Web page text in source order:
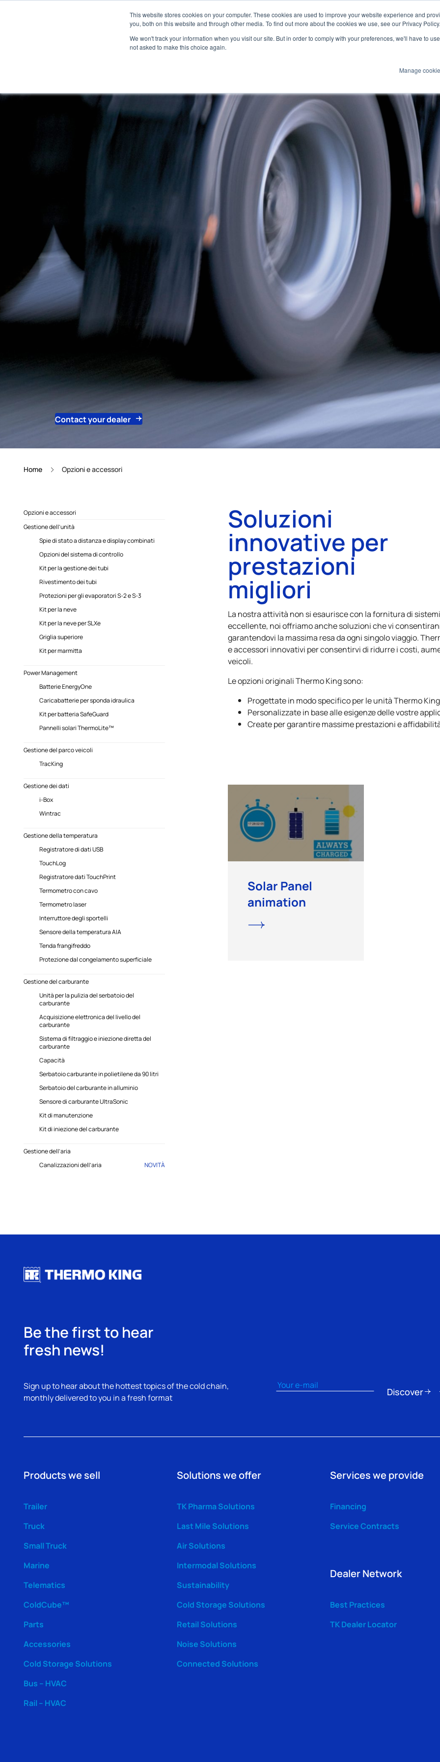
This website stores cookies on your computer. These cookies are used to improve your website experience and
you, both on this website and through other media. To find out more about the cookies we use, see our Privacy Policy.
We won't track your information when you visit our site. But in order to comply with your preferences, we'll have to
not asked to make this choice again.
Manage
Localizzatore di concessionari Centro multimediale Marine
ProdottiTecnologieServizi
Contact your dealer
Home Opzioni e accessori
Opzioni e accessori
Gestione dell’unità
Spie di stato a distanza e display combinati
Opzioni del sistema di controllo
Kit per la gestione dei tubi
Rivestimento dei tubi
Protezioni per gli evaporatori S-2 e S-3
Kit per la neve
Kit per la neve per SLXe
Griglia superiore
Kit per marmitta
Power Management
Batterie EnergyOne
Caricabatterie per sponda idraulica
Kit per batteria SafeGuard
Pannelli solari ThermoLite™
Gestione del parco veicoli
TracKing
Gestione dei dati
i-Box
Wintrac
Gestione della temperatura
Registratore di dati USB
TouchLog
Registratore dati TouchPrint
Termometro con cavo
Termometro laser
Interruttore degli sportelli
Sensore della temperatura AIA
Tenda frangifreddo
Protezione dal congelamento superficiale
Gestione del carburante
Unità per la pulizia del serbatoio del
carburante
Acquisizione elettronica del livello del
carburante
Sistema di filtraggio e iniezione diretta del
carburante
Capacità
Serbatoio carburante in polietilene da 90 litri
Serbatoio del carburante in alluminio
Sensore di carburante UltraSonic
Kit di manutenzione
Kit di iniezione del carburante
Gestione dell’aria
Canalizzazioni dell’aria
NOVITÀ
Soluzioni
innovative per
prestazioni
migliori
La nostra attività non si esaurisce con la fornitura di
eccellente, noi offriamo anche soluzioni che vi
garantendovi la massima resa da ogni singolo viaggio.
e accessori innovativi per consentirvi di ridurre i costi,
veicoli.
Le opzioni originaliThermo Kingsono:
Progettate in modo specifico per le unitàThermo King
Personalizzate in base alle esigenze delle vostre
Create per garantire massime prestazioni e
Solar Panel
animation
Be the first to hear
fresh news!
Sign up to hear about the hottest topics of the cold chain,
monthly delivered to you in a fresh format
Email(Obbligatorio)
Discover
Products we sell
Trailer
Truck
Small Truck
Marine
Telematics
ColdCube™
Parts
Accessories
Cold Storage Solutions
Bus – HVAC
Rail – HVAC
Solutions we offer
TK Pharma Solutions
Last Mile Solutions
Air Solutions
Intermodal Solutions
Sustainability
Cold Storage Solutions
Retail Solutions
Noise Solutions
Connected Solutions
Services we provide
Financing
Service Contracts
Dealer Network
Best Practices
TK Dealer Locator